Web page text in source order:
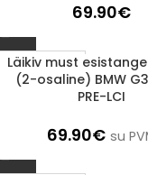
69.90€
1-3 D.D.
Läikiv must
(2-osaline) BMW
PRE-LCI
69.90€ su